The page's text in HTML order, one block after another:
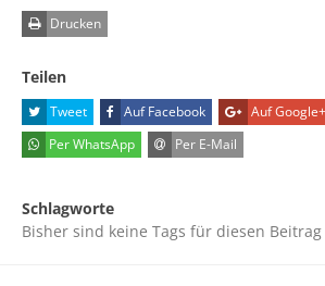
Drucken
Teilen
Tweet Auf Facebook Auf Google+
Per WhatsApp
Per E-Mail
Schlagworte
Bisher sind keine Tags für diesen Beitrag